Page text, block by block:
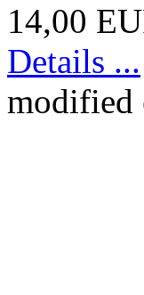
14,00
Details ...
modified